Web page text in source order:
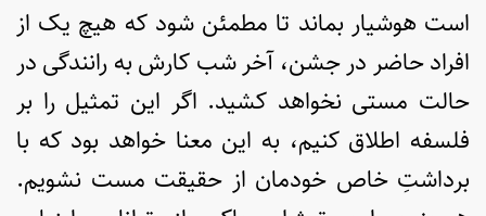
است هوشیار بماند تا مطمئن شود که هیچ یک از
افراد حاضر در جشن، آخر شب کارش به رانندگی در
حالت مستی نخواهد کشید. اگر این تمثیل را بر
فلسفه اطلاق کنیم، به این معنا خواهد بود که با
برداشتِ خاص خودمان از حقیقت مست نشویم.